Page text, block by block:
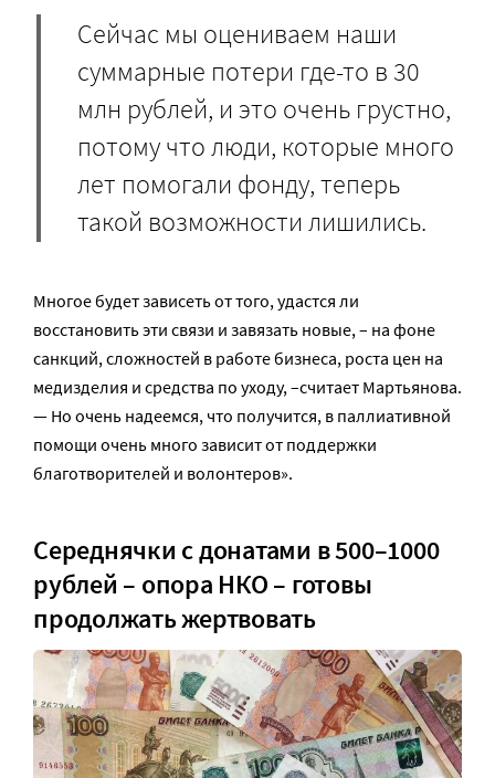
Сейчас мы оцениваем наши
суммарные потери где-то в 30
млн рублей, и это очень грустно,
потому что люди, которые много
лет помогали фонду, теперь
такой возможности лишились.
Многое будет зависеть от того, удастся ли
восстановить эти связи и завязать новые, – на фоне
санкций, сложностей в работе бизнеса, роста цен на
медизделия и средства по уходу, –считает Мартьянова.
— Но очень надеемся, что получится, в паллиативной
помощи очень много зависит от поддержки
благотворителей и волонтеров».
Середнячки с донатами в 500–1000
рублей – опора НКО – готовы
продолжать жертвовать